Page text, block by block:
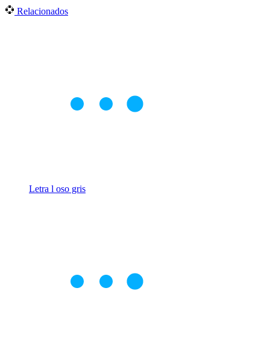
Relacionados
Letra l oso gris